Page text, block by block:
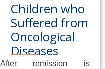
Children who
Suffered from
Oncological
Diseases
After remission is